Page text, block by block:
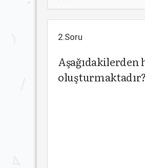
2.Soru
oluşturmaktadır?